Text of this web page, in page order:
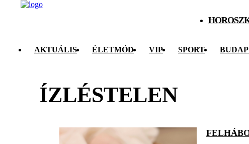
AKTUÁLIS ÉLETMÓD VIP SPORT
ÍZLÉSTELEN